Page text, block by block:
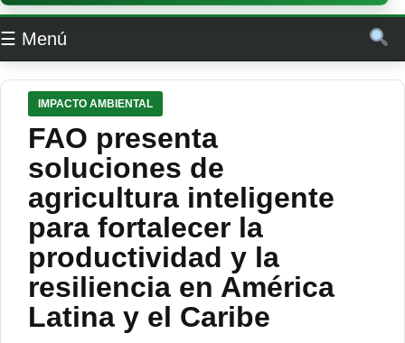
☰ Menú
IMPACTO AMBIENTAL
FAO presenta
soluciones de
agricultura inteligente
para fortalecer la
productividad y la
resiliencia en América
Latina y el Caribe